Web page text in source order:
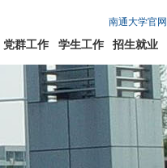
南通大学官网
党群工作 学生工作 招生就业
招生就业
就业信息
本科生招生
校友之家